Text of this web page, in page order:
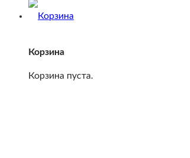
Корзина
Корзина пуста.